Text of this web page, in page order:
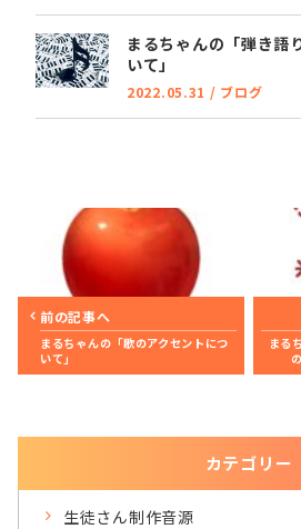
まるちゃんの「弾き語
いて」
2022.05.31 / ブログ
前の記事へ
まるちゃんの「歌のアクセントにつ
いて」
まる
カテゴリー
生徒さん制作音源